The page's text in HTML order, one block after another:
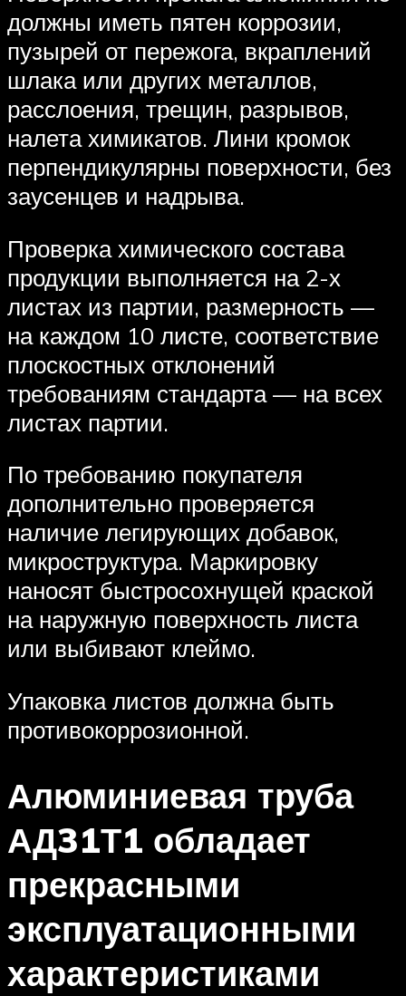
должны иметь пятен коррозии,
пузырей от пережога, вкраплений
шлака или других металлов,
расслоения, трещин, разрывов,
налета химикатов. Лини кромок
перпендикулярны поверхности, без
заусенцев и надрыва.
Проверка химического состава
продукции выполняется на 2-х
листах из партии, размерность —
на каждом 10 листе, соответствие
плоскостных отклонений
требованиям стандарта — на всех
листах партии.
По требованию покупателя
дополнительно проверяется
наличие легирующих добавок,
микроструктура. Маркировку
наносят быстросохнущей краской
на наружную поверхность листа
или выбивают клеймо.
Упаковка листов должна быть
противокоррозионной.
Алюминиевая труба
АД31Т1 обладает
прекрасными
эксплуатационными
характеристиками